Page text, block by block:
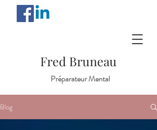
Fred Bruneau
Préparateur Mental
Blog